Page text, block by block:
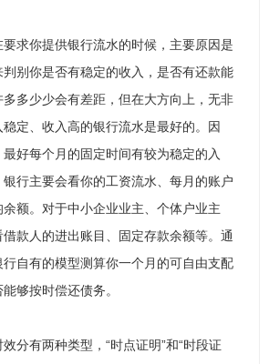
求你提供银行流水的时候，主要原因是
别你是否有稳定的收入，是否有还款能
多少少会有差距，但在大方向上，无非
定、收入高的银行流水是最好的。因
好每个月的固定时间有较为稳定的入
行主要会看你的工资流水、每月的账户
额。对于中小企业业主、个体户业主
款人的进出账目、固定存款余额等。通
自有的模型测算你一个月的可自由支配
够按时偿还债务。
分有两种类型，“时点证明”和“时段证